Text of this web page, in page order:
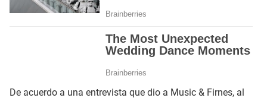
De acuerdo a una entrevista que dio a Music & Firnes, al